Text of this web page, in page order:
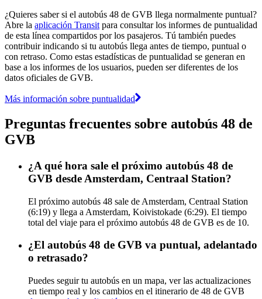
¿Quieres saber si el autobús 48 de GVB llega normalmente puntual?
Abre la aplicación Transit para consultar los informes de puntualidad
de esta línea compartidos por los pasajeros. Tú también puedes
contribuir indicando si tu autobús llega antes de tiempo, puntual o
con retraso. Como estas estadísticas de puntualidad se generan en
base a los informes de los usuarios, pueden ser diferentes de los
datos oficiales de GVB.
Más información sobre puntualidad
Preguntas frecuentes sobre autobús 48 de
GVB
¿A qué hora sale el próximo autobús 48 de
GVB desde Amsterdam, Centraal Station?
El próximo autobús 48 sale de Amsterdam, Centraal Station
(6:19) y llega a Amsterdam, Koivistokade (6:29). El tiempo
total del viaje para el próximo autobús 48 de GVB es de 10.
¿El autobús 48 de GVB va puntual, adelantado
o retrasado?
Puedes seguir tu autobús en un mapa, ver las actualizaciones
en tiempo real y los cambios en el itinerario de 48 de GVB